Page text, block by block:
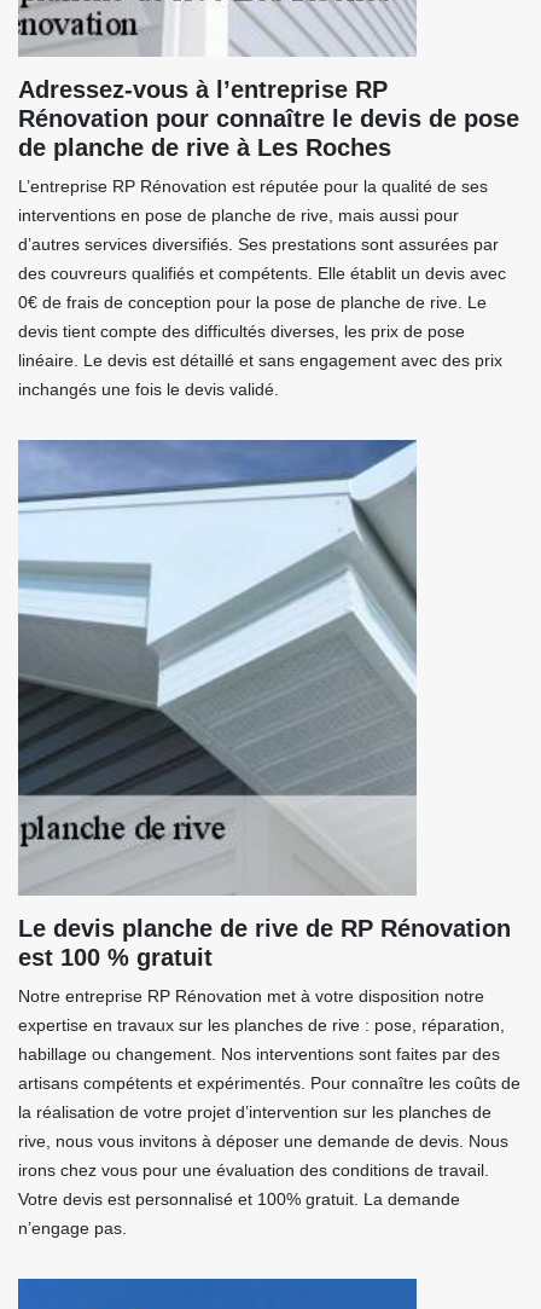
Adressez-vous à l’entreprise RP
Rénovation pour connaître le devis de pose
de planche de rive à Les Roches
L’entreprise RP Rénovation est réputée pour la qualité de ses
interventions en pose de planche de rive, mais aussi pour
d’autres services diversifiés. Ses prestations sont assurées par
des couvreurs qualifiés et compétents. Elle établit un devis avec
0€ de frais de conception pour la pose de planche de rive. Le
devis tient compte des difficultés diverses, les prix de pose
linéaire. Le devis est détaillé et sans engagement avec des prix
inchangés une fois le devis validé.
Le devis planche de rive de RP Rénovation
est 100 % gratuit
Notre entreprise RP Rénovation met à votre disposition notre
expertise en travaux sur les planches de rive : pose, réparation,
habillage ou changement. Nos interventions sont faites par des
artisans compétents et expérimentés. Pour connaître les coûts de
la réalisation de votre projet d’intervention sur les planches de
rive, nous vous invitons à déposer une demande de devis. Nous
irons chez vous pour une évaluation des conditions de travail.
Votre devis est personnalisé et 100% gratuit. La demande
n’engage pas.